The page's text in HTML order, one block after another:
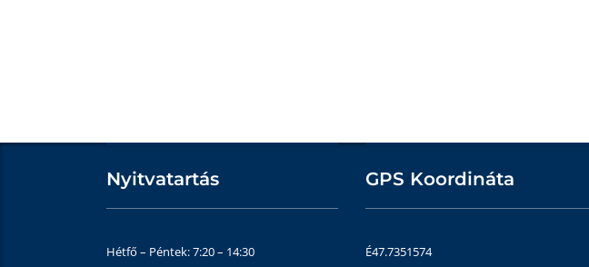
Nyitvatartás
Hétfő – Péntek: 7:20 – 14:30
GPS Koordináta
É47.7351574